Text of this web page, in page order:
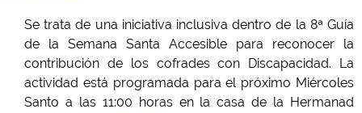
Se trata de una iniciativa inclusiva dentro de la 8ª Guía
de la Semana Santa Accesible para reconocer la
contribución de los cofrades con Discapacidad. La
actividad está programada para el próximo Miércoles
Santo a las 11:00 horas en la casa de la Hermanad